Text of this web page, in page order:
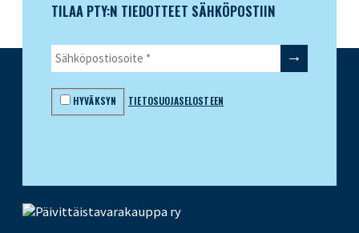
TILAA PTY:N TIEDOTTEET SÄHKÖPOSTIIN
HYVÄKSYN TIETOSUOJASELOSTEEN